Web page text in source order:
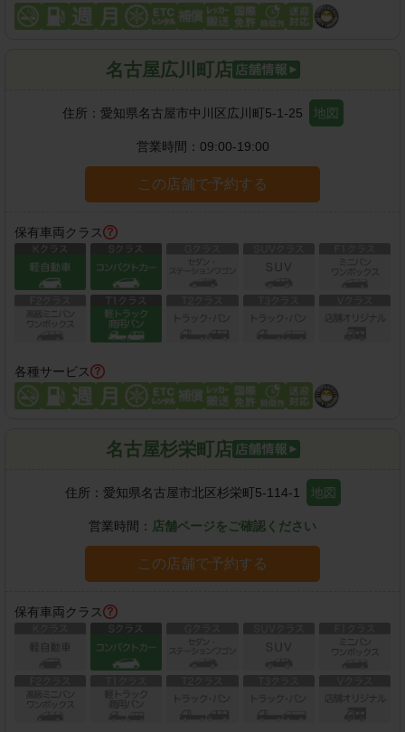
名古屋広川町店
住所： 愛知県名古屋市中川区広川町5-1-25 地図
営業時間： 09:00-19:00
この店舗で予約する
保有車両クラス
各種サービス
名古屋杉栄町店
住所： 愛知県名古屋市北区杉栄町5-114-1 地図
営業時間： 店舗ページをご確認ください
この店舗で予約する
保有車両クラス